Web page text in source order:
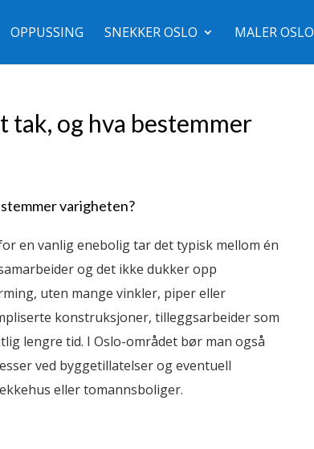
OPPUSSING SNEKKER OSLO MALER OSLO
tak, og hva bestemmer
varigheten?
en vanlig enebolig tar det typisk mellom én
og det ikke dukker opp
uten mange vinkler, piper eller
konstruksjoner, tilleggsarbeider som
lengre tid. I Oslo-området bør man også
ved byggetillatelser og eventuell
eller tomannsboliger.